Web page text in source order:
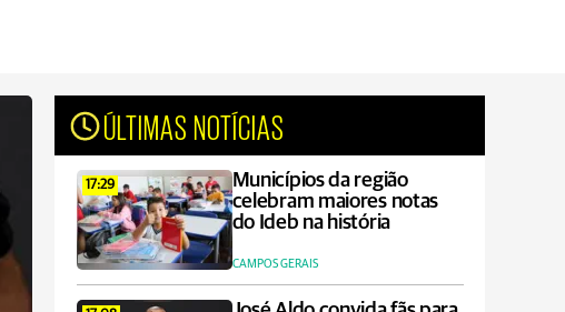
ÚLTIMAS NOTÍCIAS
17:29
Municípios da região
celebram maiores notas
do Ideb na história
CAMPOS GERAIS